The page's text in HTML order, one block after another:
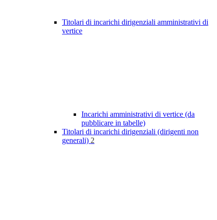
Titolari di incarichi dirigenziali amministrativi di
vertice
Incarichi amministrativi di vertice (da
pubblicare in tabelle)
Titolari di incarichi dirigenziali (dirigenti non
generali) 2